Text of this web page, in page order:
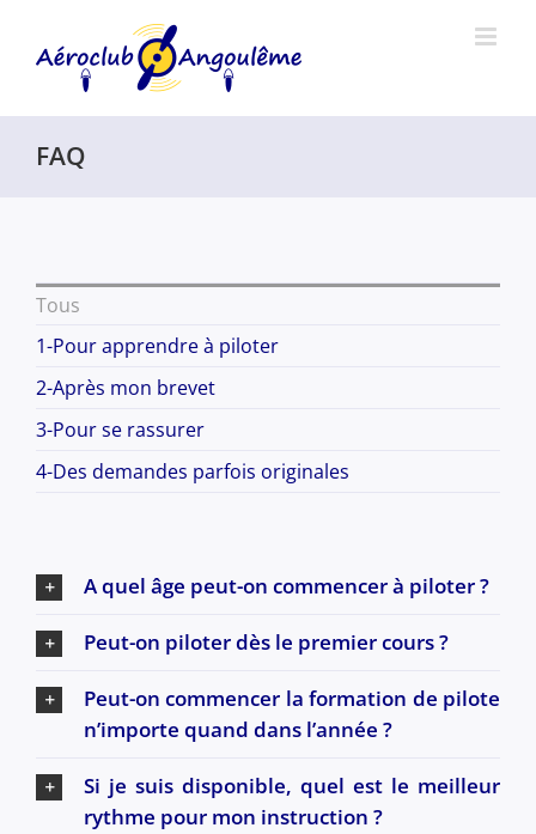
contenu
FAQ
Tous
1-Pour apprendre à piloter
2-Après mon brevet
3-Pour se rassurer
4-Des demandes parfois originales
A quel âge peut-on commencer à piloter ?
Peut-on piloter dès le premier cours ?
Peut-on commencer la formation de pilote
n’importe quand dans l’année ?
Si je suis disponible, quel est le meilleur
rythme pour mon instruction ?